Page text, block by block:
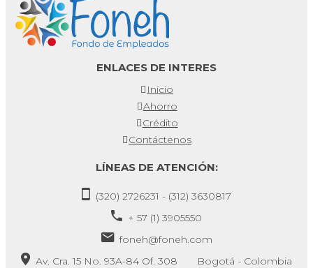
ENLACES DE INTERES
Inicio
Ahorro
Crédito
Contáctenos
LÍNEAS DE ATENCIÓN:
(320) 2726231 - (312) 3630817
+ 57 (1) 3905550
foneh@foneh.com
Av. Cra. 15 No. 93A-84 Of. 308 Bogotá - Colombia